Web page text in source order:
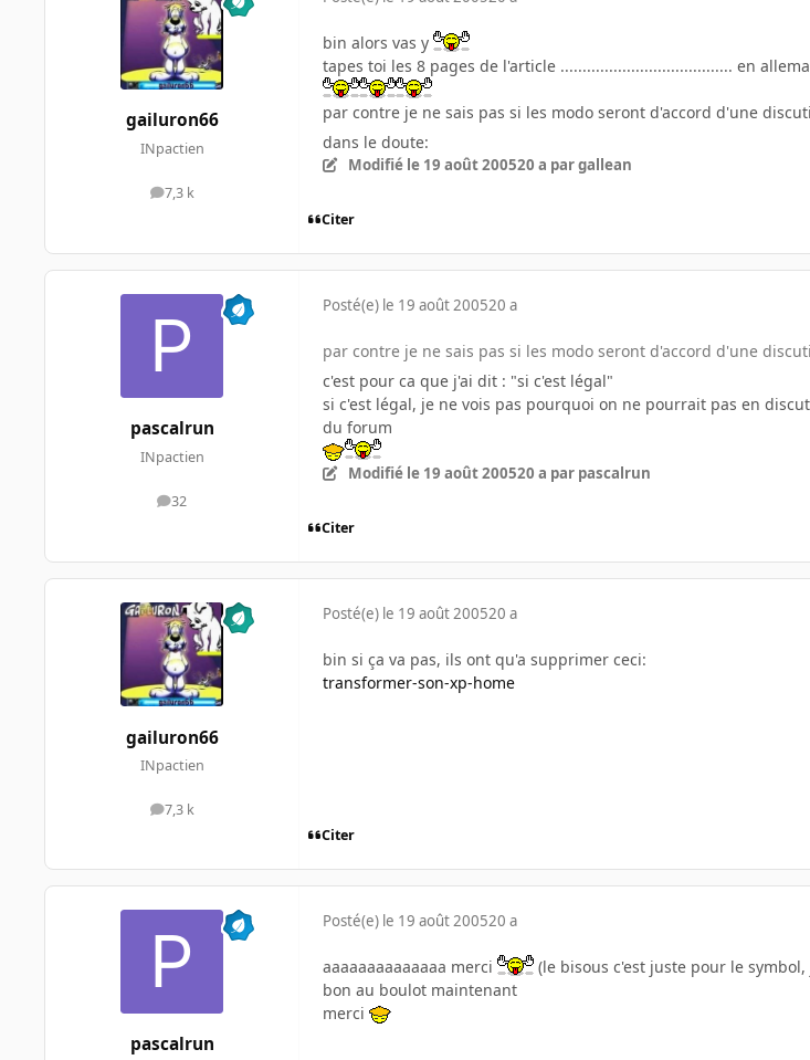
gailuron66
INpactien
7,3 k
messages
bin alors vas y
tapes toi les 8 pages de l'article ....................................... en
par contre je ne sais pas si les modo seront d'accord d'une
dans le doute:
Modifié le 19 août 200520 a par gallean
Citer
pascalrun
INpactien
32
messages
Posté(e) le 19 août 200520 a
par contre je ne sais pas si les modo seront d'accord d'une
c'est pour ca que j'ai dit : "si c'est légal"
si c'est légal, je ne vois pas pourquoi on ne pourrait pas en
du forum
Modifié le 19 août 200520 a par pascalrun
Citer
gailuron66
INpactien
7,3 k
messages
Posté(e) le 19 août 200520 a
bin si ça va pas, ils ont qu'a supprimer ceci:
transformer-son-xp-home
Citer
pascalrun
Posté(e) le 19 août 200520 a
aaaaaaaaaaaaaa merci
(le bisous c'est juste pour le
bon au boulot maintenant
merci